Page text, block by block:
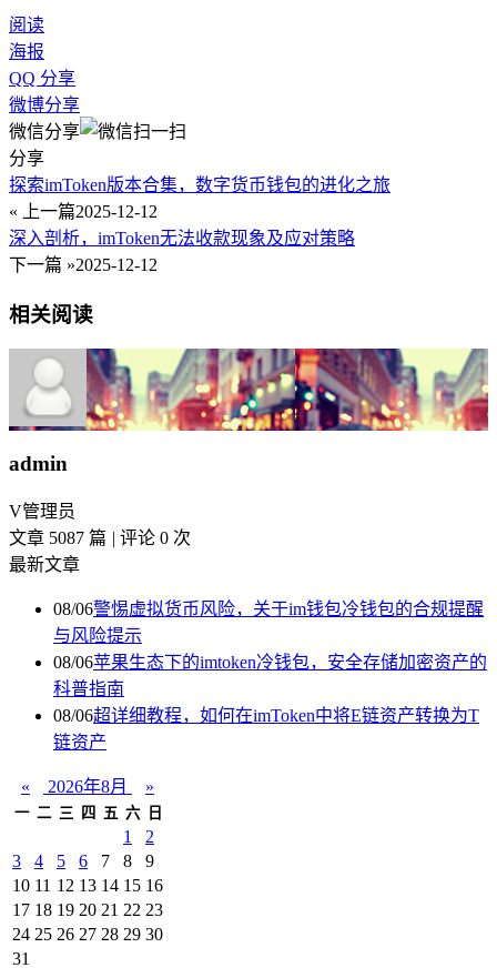
阅读
海报
QQ 分享
微博分享
微信分享
分享
探索imToken版本合集，数字货币钱包的进化之旅
« 上一篇2025-12-12
深入剖析，imToken无法收款现象及应对策略
下一篇 »2025-12-12
相关阅读
admin
V管理员
文章 5087 篇 | 评论 0 次
最新文章
08/06警惕虚拟货币风险，关于im钱包冷钱包的合规提醒
与风险提示
08/06苹果生态下的imtoken冷钱包，安全存储加密资产的
科普指南
08/06超详细教程，如何在imToken中将E链资产转换为T
链资产
« 2026年8月 »
一 二 三 四 五 六 日
1
2
3
4 5 6 7 8
9
10 11 12 13 14 15 16
17 18 19 20 21 22 23
24 25 26 27 28 29 30
31